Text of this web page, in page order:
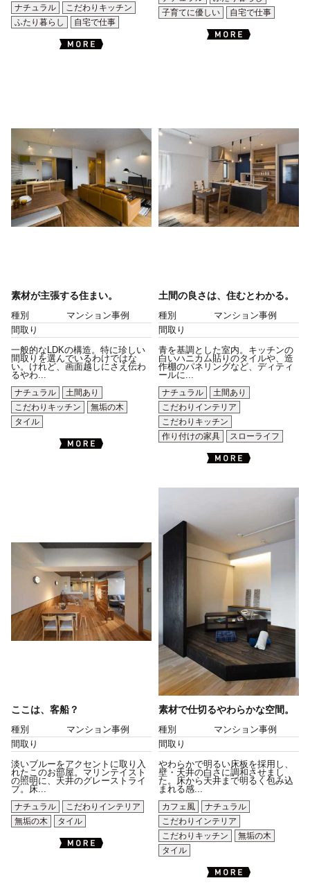
ナチュラル
こだわりキッチン
ふたり暮らし
自宅で仕事
子育てに優しい
自宅で仕事
素材が主張する住まい。
種別
マンション事例
間取り
一般的なLDKの構造。特に珍しい
間取りを選んでいるわけではな
い。けれど、画面越しにさえ伝わ
るやわ...
ナチュラル
土間あり
こだわりキッチン
無垢の木
タイル
土間の良さは、住むとわかる。
種別
マンション事例
間取り
青を基調とした室内。キッチンの
白いハニカム貼りのタイルや、造
作棚のパネリングなど、ディティ
ールに...
ナチュラル
土間あり
こだわりインテリア
こだわりキッチン
作り付けの家具
スローライフ
ここは、客船？
種別
マンション事例
間取り
淡いブルーをアクセントに取り入
れたこのお部屋。マリンテイスト
の照明に、天井のグレーストライ
プ。床...
ナチュラル
こだわりインテリア
無垢の木
タイル
素材で仕切るやわらかな空間。
種別
マンション事例
間取り
やわらかで明るい床板を採用し、
壁・天井の白さに調和させまし
た。床から天井まで明るく包み込
まれる感...
カフェ風
ナチュラル
こだわりインテリア
こだわりキッチン
無垢の木
タイル